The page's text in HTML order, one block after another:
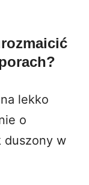
lekko
o
duszony w